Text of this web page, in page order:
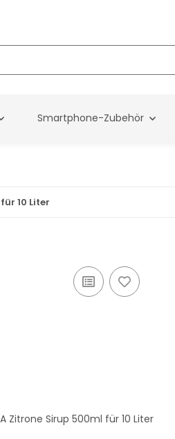
Smartphone-Zubehör
10 Liter